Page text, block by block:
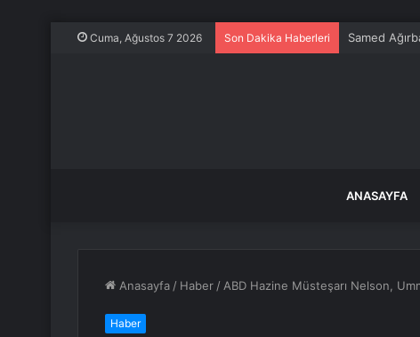
Cuma, Ağustos 7 2026 Son Dakika Haberleri Samed
ANASAYFA
Anasayfa / Haber / ABD Hazine Müsteşarı Nelson,
Haber